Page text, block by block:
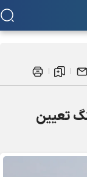
جنگ تعیین